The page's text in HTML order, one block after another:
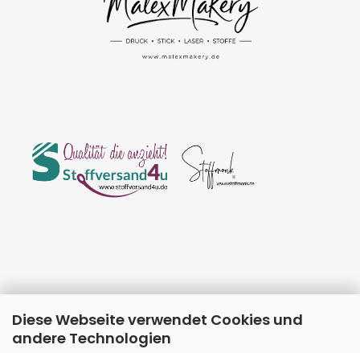
Diese Webseite verwendet Cookies und
andere Technologien